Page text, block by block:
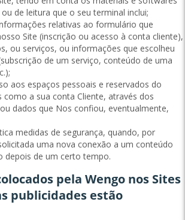
de leitura que o seu terminal inclui;
relativas ao formulário que
Site (inscrição ou acesso à conta cliente),
ou serviços, ou informações que escolheu
de um serviço, conteúdo de uma
aos espaços pessoais e reservados do
como a sua conta Cliente, através dos
dados que Nos confiou, eventualmente,
medidas de segurança, quando, por
uma nova conexão a um conteúdo
depois de um certo tempo.
pela Wengo nos Sites
publicidades estão